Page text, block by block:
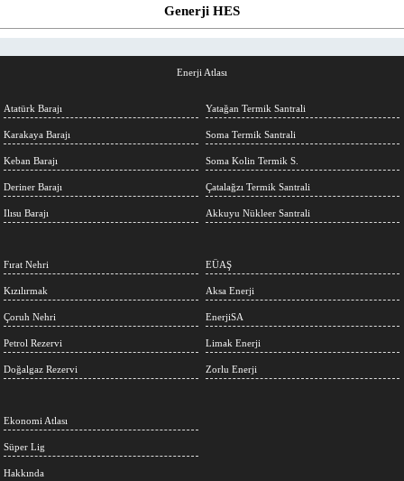
Generji HES
Enerji Atlası
Atatürk Barajı
Karakaya Barajı
Keban Barajı
Deriner Barajı
Ilısu Barajı
Yatağan Termik Santrali
Soma Termik Santrali
Soma Kolin Termik S.
Çatalağzı Termik Santrali
Akkuyu Nükleer Santrali
Fırat Nehri
Kızılırmak
Çoruh Nehri
Petrol Rezervi
Doğalgaz Rezervi
EÜAŞ
Aksa Enerji
EnerjiSA
Limak Enerji
Zorlu Enerji
Ekonomi Atlası
Süper Lig
Hakkında